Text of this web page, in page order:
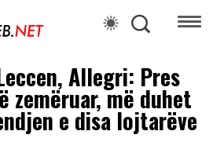
Allegri: Pres
zemëruar, më duhet
e disa lojtarëve